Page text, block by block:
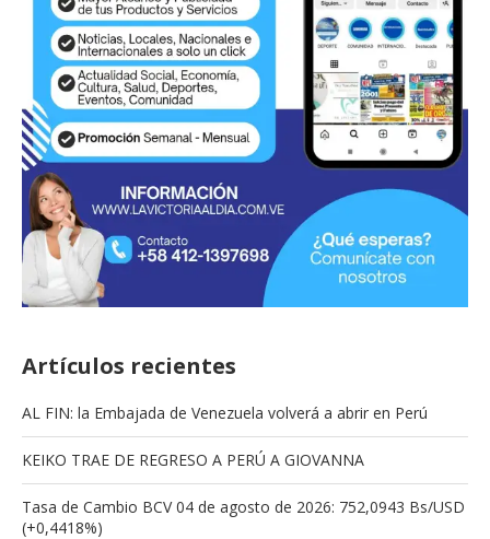
Artículos recientes
AL FIN: la Embajada de Venezuela volverá a abrir en Perú
KEIKO TRAE DE REGRESO A PERÚ A GIOVANNA
Tasa de Cambio BCV 04 de agosto de 2026: 752,0943 Bs/USD
(+0,4418%)